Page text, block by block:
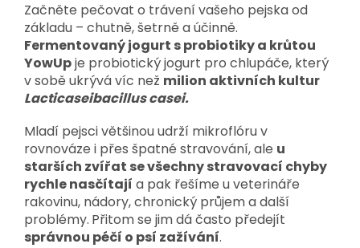
Začněte pečovat o trávení vašeho pejska od
základu – chutně, šetrně a účinně.
Fermentovaný jogurt s probiotiky a krůtou
YowUpje probiotický jogurt pro chlupáče, který
v sobě ukrývá víc než milion aktivních kultur
Lacticaseibacillus casei.
Mladí pejsci většinou udrží mikroflóru v
rovnováze i přes špatné stravování, ale u
starších zvířat se všechny stravovací chyby
rychle nasčítají a pak řešíme u veterináře
rakovinu, nádory, chronický průjem a další
problémy. Přitom se jim dá často předejít
správnou péčí o psí zažívání.